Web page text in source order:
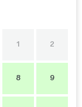
1 2
8 9